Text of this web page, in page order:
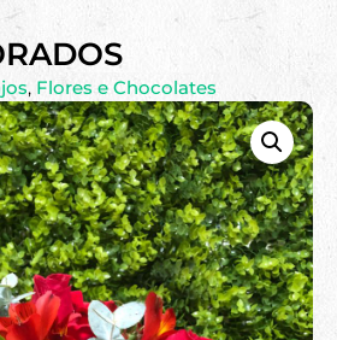
, Flores e Chocolates